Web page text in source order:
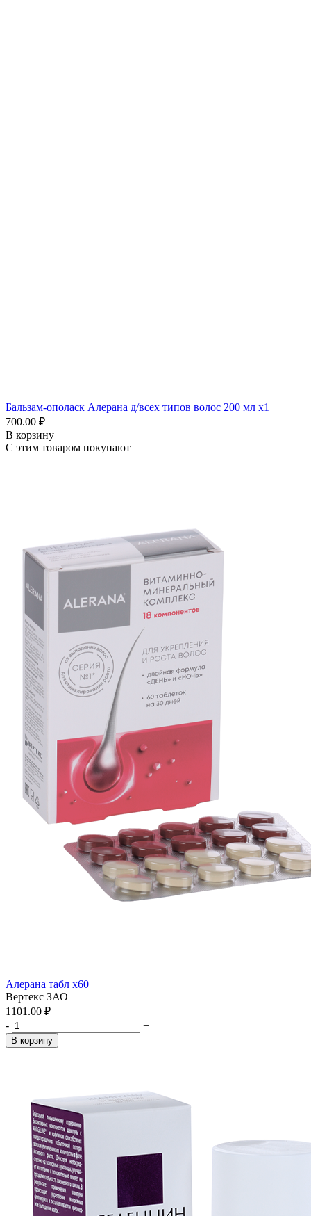
Бальзам-ополаск Алерана д/всех типов волос 200 мл x1
700.00 ₽
В корзину
С этим товаром покупают
Алерана табл x60
Вертекс ЗАО
1101.00 ₽
-
+
В корзину